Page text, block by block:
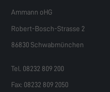
Ammann oHG
Robert-Bosch-Strasse 2
86830 Schwabmünchen
Tel. 08232 809 200
Fax: 08232 809 2050